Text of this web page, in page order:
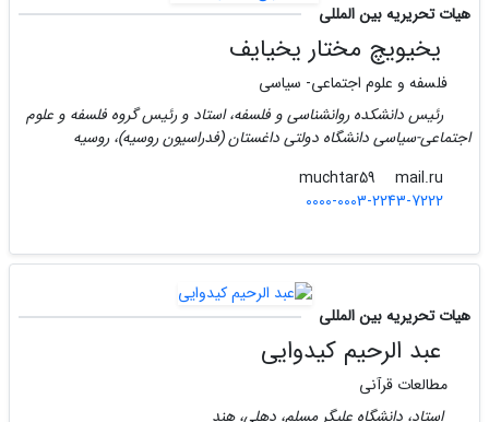
هیات تحریریه بین المللی
یخیویچ مختار یخیایف
فلسفه و علوم اجتماعی- سیاسی
رئیس دانشکده روانشناسی و فلسفه، استاد و رئیس گروه فلسفه و علوم
اجتماعی-سیاسی دانشگاه دولتی داغستان (فدراسیون روسیه)، روسیه
mail.ru
0000-0003-2243-7222
هیات تحریریه بین المللی
عبد الرحیم کیدوایی
مطالعات قرآنی
استاد، دانشگاه علیگر مسلم، دهلی، هند